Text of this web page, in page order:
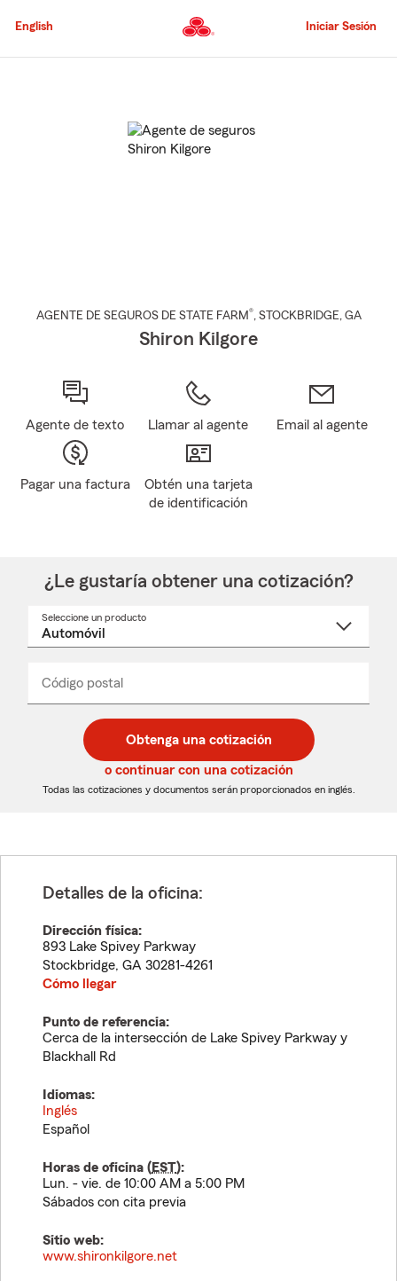
al
principal
English Iniciar Sesión
AGENTE DE SEGUROS DE STATE FARM®, STOCKBRIDGE, GA
Shiron Kilgore
Agente de texto Llamar al agente Email al agente
Pagar una factura
Obtén una tarjeta
de identificación
¿Le gustaría obtener una cotización?
Seleccione un producto
desplegable
Código postal
de
5
dígitos
de
5
dígitos
_____
Obtenga una cotización
o continuar con una cotización
Todas las cotizaciones y documentos serán proporcionados en inglés.
Detalles de la oficina:
Dirección física:
893 Lake Spivey Parkway
Stockbridge, GA 30281-4261
Cómo llegar
Punto de referencia:
Cerca de la intersección de Lake Spivey Parkway y
Blackhall Rd
Idiomas:
Inglés
Español
Horas de oficina (EST):
Lun. - vie. de 10:00 AM a 5:00 PM
Sábados con cita previa
Sitio web:
www.shironkilgore.net